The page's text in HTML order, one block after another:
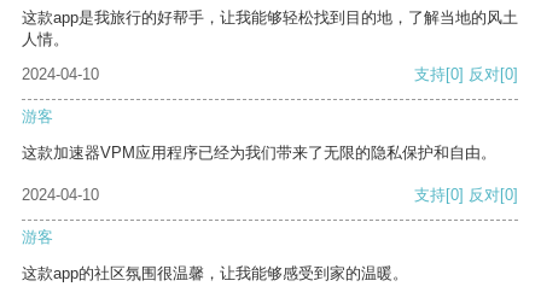
这款app是我旅行的好帮手，让我能够轻松找到目的地，了解当地的风土
人情。
2024-04-10
支持[0] 反对[0]
游客
这款加速器VPM应用程序已经为我们带来了无限的隐私保护和自由。
2024-04-10 支持[0] 反对[0]
游客
这款app的社区氛围很温馨，让我能够感受到家的温暖。